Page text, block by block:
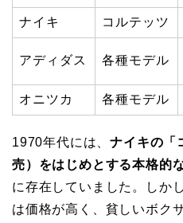
ナイキ コルテッツ
アディダス 各種モデル
オニツカ 各種モデル
1970年代には、ナイキの「
売）をはじめとする本格的
に存在していました。しか
は価格が高く、貧しいボク